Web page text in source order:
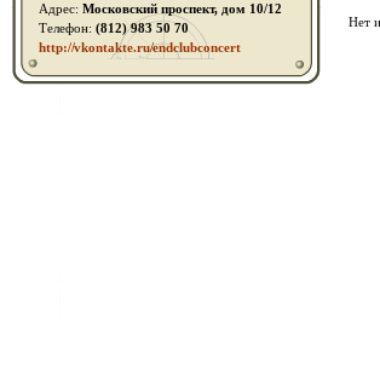
Адрес: Московский проспект, дом 10/12
Телефон: (812) 983 50 70
http:// vkontakte.ru/ endclubconcert
Нет